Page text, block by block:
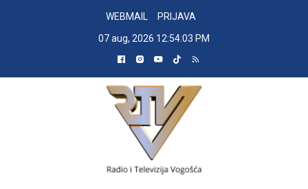
WEBMAIL
PRIJAVA
07 aug, 2026 12:54:04 PM